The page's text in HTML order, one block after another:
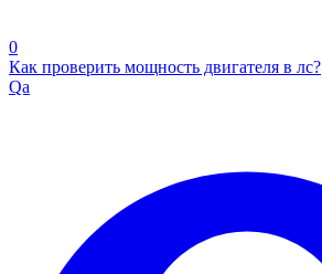
0
Как проверить мощность двигателя в лс?
Qa